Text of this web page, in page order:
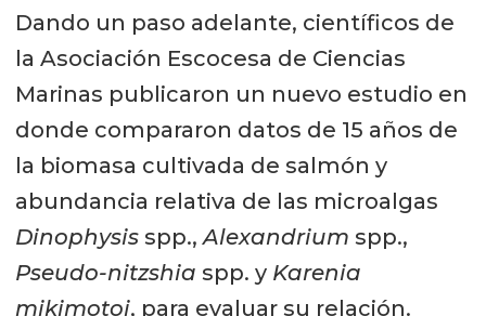
Dando un paso adelante, científicos de
la Asociación Escocesa de Ciencias
Marinas publicaron un nuevo estudio en
donde compararon datos de 15 años de
la biomasa cultivada de salmón y
abundancia relativa de las microalgas
Dinophysisspp.,Alexandrium spp.,
Pseudo-nitzshia spp. y Karenia
mikimotoi, para evaluar su relación.